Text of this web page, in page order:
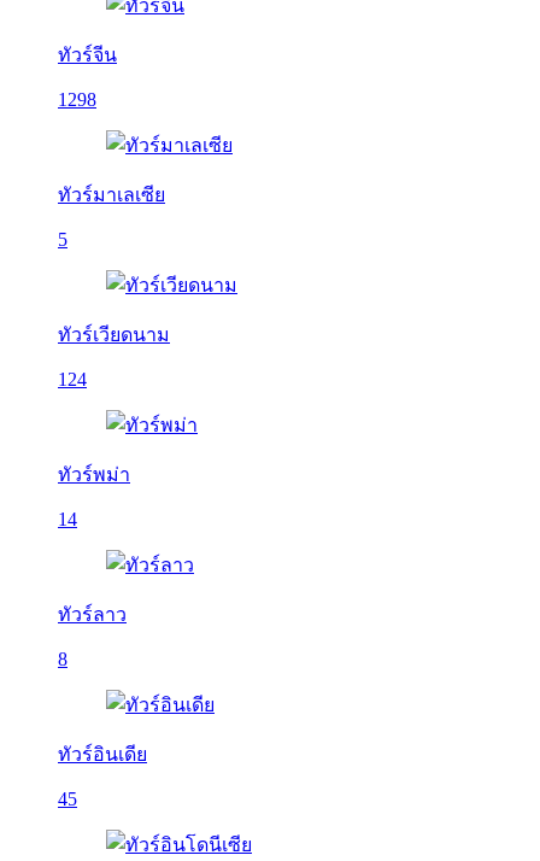
ทัวร์จีน
1298
ทัวร์มาเลเซีย
5
ทัวร์เวียดนาม
124
ทัวร์พม่า
14
ทัวร์ลาว
8
ทัวร์อินเดีย
45